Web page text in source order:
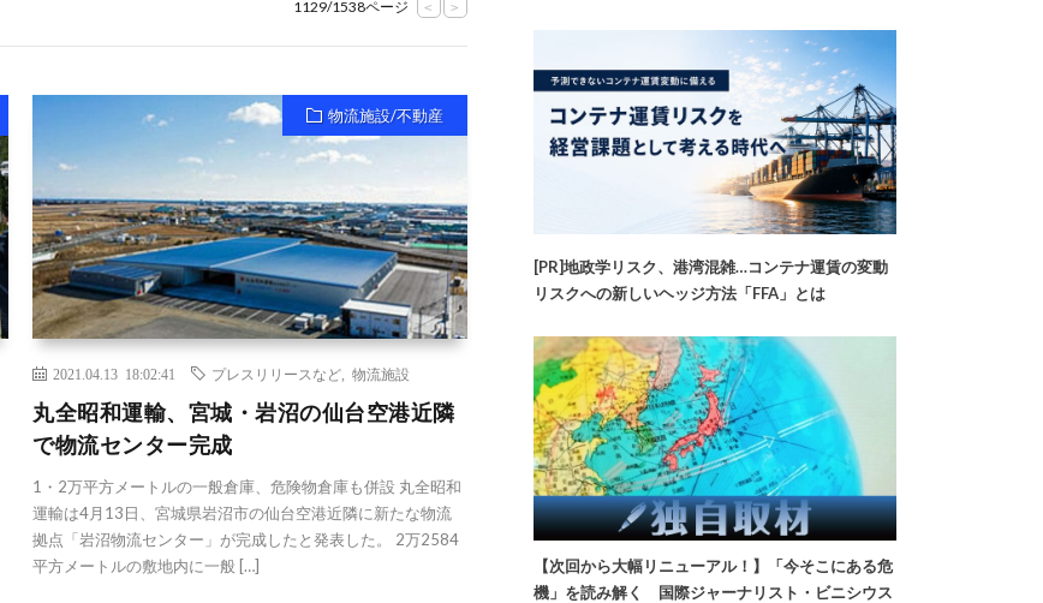
1129/1538ページ < >
物流施設/不動産
2021.04.13 18:02:41 プレスリリースなど ,物流施設
丸全昭和運輸、宮城・岩沼の仙台空港近隣
で物流センター完成
1・2万平方メートルの一般倉庫、危険物倉庫も併設 丸全昭和
運輸は4月13日、宮城県岩沼市の仙台空港近隣に新たな物流
拠点「岩沼物流センター」が完成したと発表した。 2万2584
平方メートルの敷地内に一般 […]
[PR]地政学リスク、港湾混雑…コンテナ運賃の変動
リスクへの新しいヘッジ方法「FFA」とは
【次回から大幅リニューアル！】「今そこにある危
機」を読み解く 国際ジャーナリスト・ビニシウス